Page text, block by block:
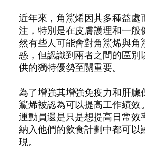
近年來，角鯊烯因其多種益處
注，特別是在皮膚護理和一般
然有些人可能會對角鯊烯與角
惑，但認識到兩者之間的區別
供的獨特優勢至關重要。
為了增強其增強免疫力和肝臟
鯊烯被認為可以提高工作績效
運動員還是只是想提高日常效
納入他們的飲食計劃中都可以
現。